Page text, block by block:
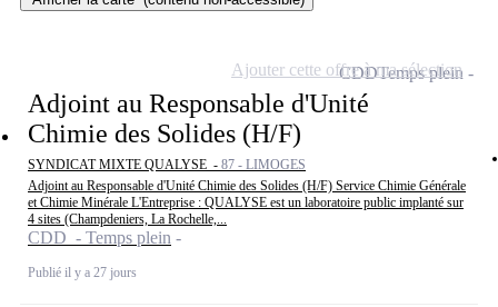
Adjoint au Responsable d'Unité
Chimie des Solides (H/F)
SYNDICAT MIXTE QUALYSE - 87 - LIMOGES
Adjoint au Responsable d'Unité Chimie des Solides (H/F) Service Chimie Générale
et Chimie Minérale L'Entreprise : QUALYSE est un laboratoire public implanté sur
4 sites (Champdeniers, La Rochelle,...
CDD - Temps plein
Publié il y a 27 jours
CDDTemps plein
Ajouter cette offre à ma sélection